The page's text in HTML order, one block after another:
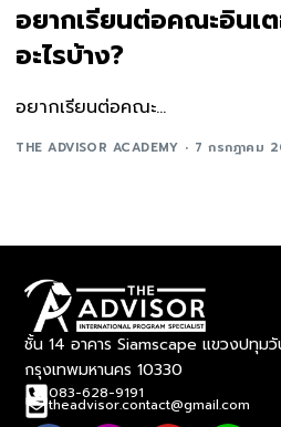
อยากเรียนต่อคณะอินเ
อะไรบ้าง?
อยากเรียนต่อคณะ...
THE ADVISOR ACADEMY 7 กรกฎาคม
ชั้น 14 อาคาร Siamscape แขวงปทุม
กรุงเทพมหานคร 10330
083-628-9191
theadvisor.contact@gmail.com